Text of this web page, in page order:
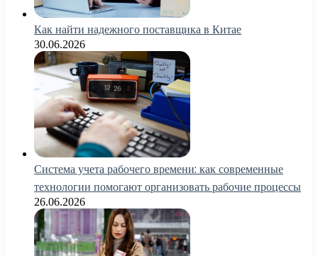
Как найти надежного поставщика в Китае
30.06.2026
Система учета рабочего времени: как современные
технологии помогают организовать рабочие процессы
26.06.2026